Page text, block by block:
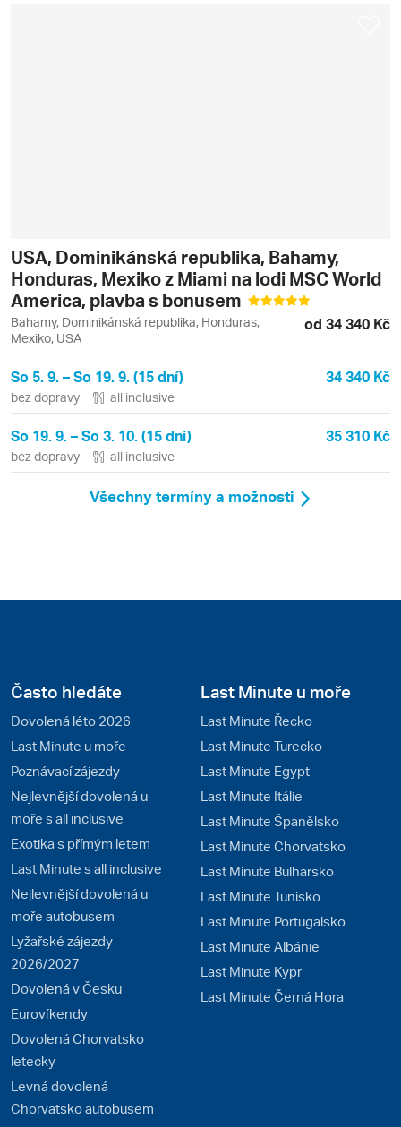
USA, Dominikánská republika, Bahamy,
Honduras, Mexiko z Miami na lodi MSC World
America, plavba s bonusem
Bahamy, Dominikánská republika, Honduras,
Mexiko, USA
od 34 340 Kč
So 5. 9. – So 19. 9. (15 dní) 34 340 Kč
bez dopravy all inclusive
So 19. 9. – So 3. 10. (15 dní) 35 310 Kč
bez dopravy all inclusive
Všechny termíny a možnosti
Často hledáte
Dovolená léto 2026
Last Minute u moře
Poznávací zájezdy
Nejlevnější dovolená u
moře s all inclusive
Exotika s přímým letem
Last Minute s all inclusive
Nejlevnější dovolená u
moře autobusem
Lyžařské zájezdy
2026/2027
Dovolená v Česku
Eurovíkendy
Dovolená Chorvatsko
letecky
Levná dovolená
Chorvatsko autobusem
Last Minute u moře
Last Minute Řecko
Last Minute Turecko
Last Minute Egypt
Last Minute Itálie
Last Minute Španělsko
Last Minute Chorvatsko
Last Minute Bulharsko
Last Minute Tunisko
Last Minute Portugalsko
Last Minute Albánie
Last Minute Kypr
Last Minute Černá Hora